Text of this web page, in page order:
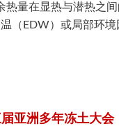
量在显热与潜热之
（EDW）或局部环
亚洲多年冻土大会